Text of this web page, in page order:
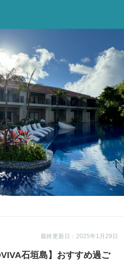
最終更新日：2025年1月29日
石垣島】おすすめ過ご